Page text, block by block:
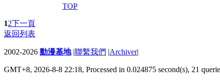
TOP
12下一頁
返回列表
2002-2026 動漫基地 |聯繫我們 |Archiver|
GMT+8, 2026-8-8 22:18, Processed in 0.024875 second(s), 21